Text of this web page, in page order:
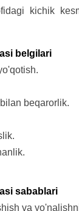
kichik
belgilari
beqarorlik.
sabablari
va